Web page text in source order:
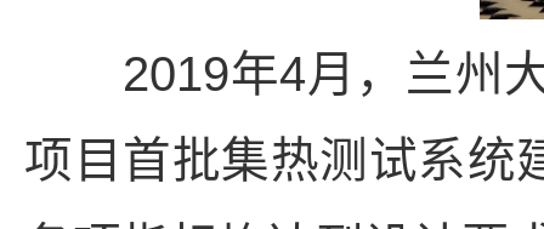
2019年4月，兰州大
项目首批集热测试系